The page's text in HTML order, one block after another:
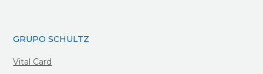
GRUPO SCHULTZ
Vital Card